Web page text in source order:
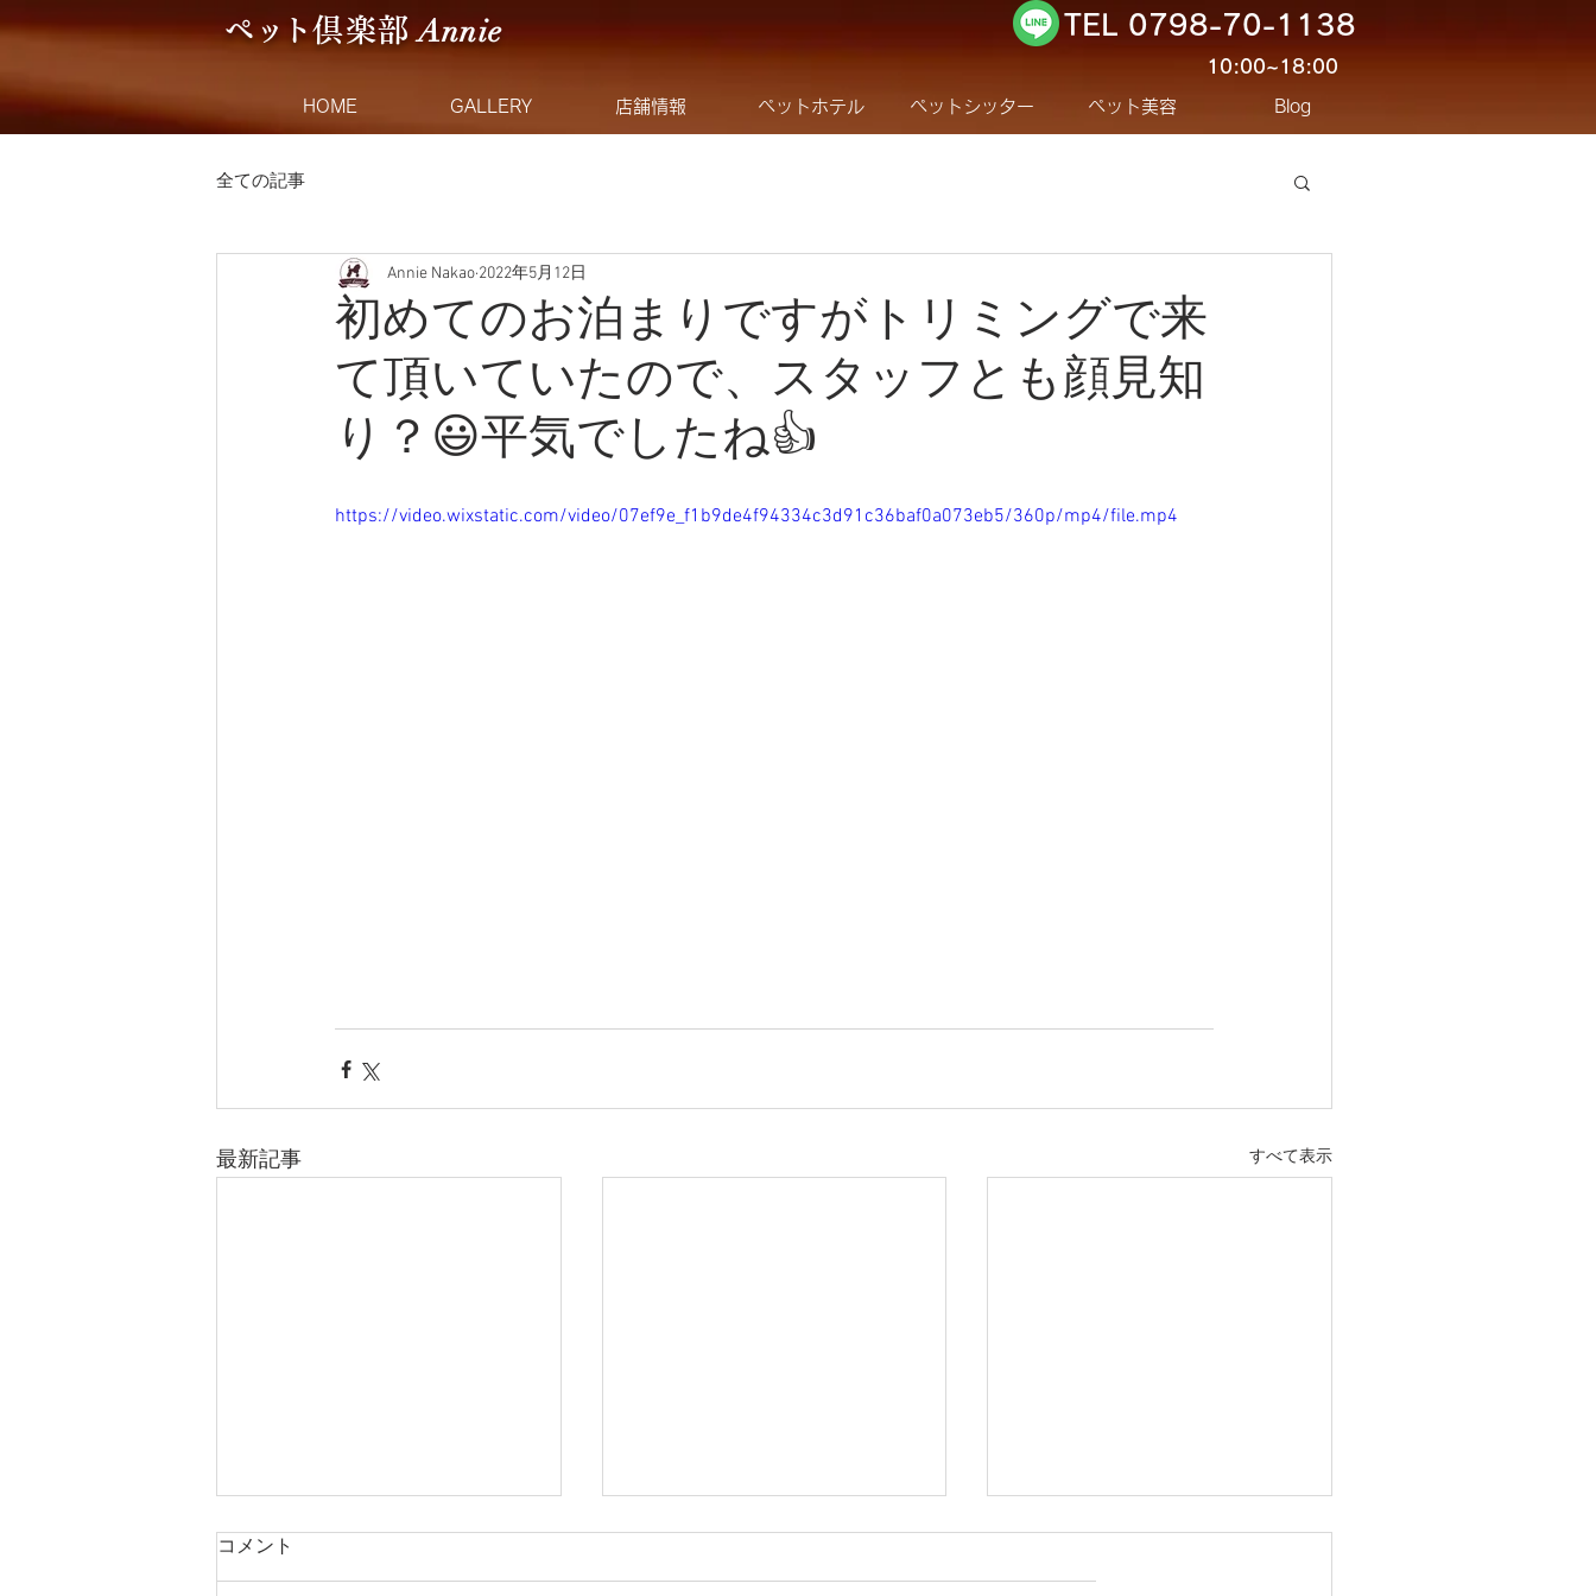
ペッ ト倶楽部 Annie TEL 0798-70-1138
10:00~18:00
HOME GALLERY 店舗情報 ペットホテル ペットシッター ペット美容 Blog
全ての記事
初めてのお泊まりですがトリミングで来
て頂いていたので、スタッフとも顔見知
り？😃平気でしたね👍
Annie Nakao 2022年5月12日
https://video.wixstatic.com/video/07ef9e_f1b9de4f94334c3d91c36baf0a073eb5/360p/mp4/file.mp4
最新記事 すべて表示
コメント